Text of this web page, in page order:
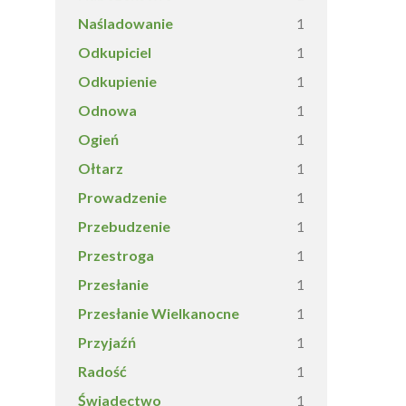
Naśladowanie 1
Odkupiciel 1
Odkupienie 1
Odnowa 1
Ogień 1
Ołtarz 1
Prowadzenie 1
Przebudzenie 1
Przestroga 1
Przesłanie 1
Przesłanie Wielkanocne 1
Przyjaźń 1
Radość 1
Świadectwo 1